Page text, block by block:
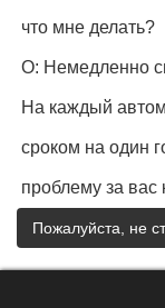
что мне делать?
О: Немедленно
На каждый
сроком на один
проблему за вас
Пожалуйста, не